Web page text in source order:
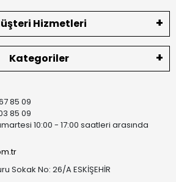
Hizmetleri
Kategoriler
85 09
85 09
10:00 - 17:00 saatleri arasında
Sokak No: 26/A ESKİŞEHİR